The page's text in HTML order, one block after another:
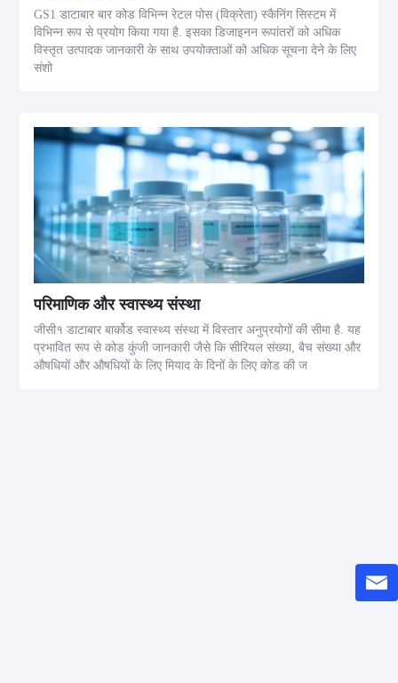
GS1 डाटाबार बार कोड विभिन्न रेटल पोस (विक्रेता) स्कैनिंग सिस्टम में
विभिन्न रूप से प्रयोग किया गया है. इसका डिजाइनन रूपांतरों को अधिक
विस्तृत उत्पादक जानकारी के साथ उपयोक्ताओं को अधिक सूचना देने के लिए
संशो
परिमाणिक और स्वास्थ्य संस्था
जीसी१ डाटाबार बार्कोड स्वास्थ्य संस्था में विस्तार अनुप्रयोगों की सीमा है. यह
प्रभावित रूप से कोड कुंजी जानकारी जैसे कि सीरियल संख्या, बैच संख्या और
औषधियों और औषधियों के लिए मियाद के दिनों के लिए कोड की ज